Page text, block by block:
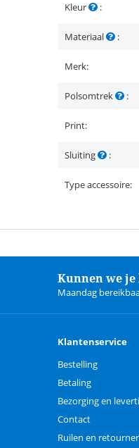
Kleur :
Materiaal :
Merk:
Polsomtrek :
Print:
Sluiting :
Type accessoire:
Kunnen we je
Maandag
Klantenservice
Bestelling
Betaling
Bezorging en
Contact
Ruilen en